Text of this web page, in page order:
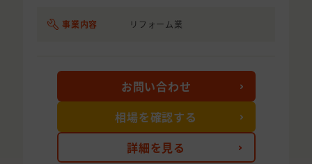
事業内容 リフォーム業
詳細を見る
お問い合わせ
相場を確認する